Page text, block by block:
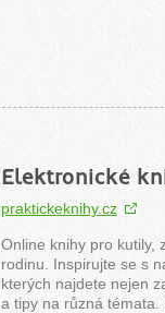
Elektronické
praktickeknihy.cz
Online knihy pro kutily,
rodinu. Inspirujte se s
kterých najdete nejen
a tipy na různá témata.